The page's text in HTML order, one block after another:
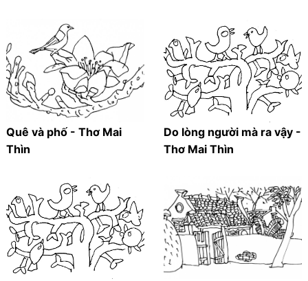
Quê và phố - Thơ Mai
Thìn
Do lòng người mà ra vậy -
Thơ Mai Thìn